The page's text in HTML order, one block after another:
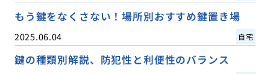
もう鍵をなくさない！場所別おすすめ鍵置き場
2025.06.04 自宅
鍵の種類別解説、防犯性と利便性のバランス